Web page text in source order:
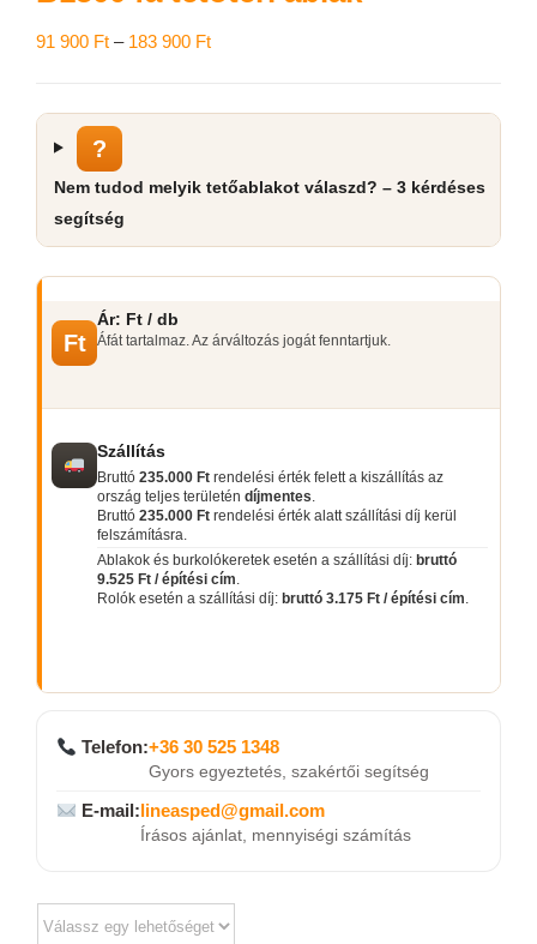
91 900 Ft – 183 900 FtÁrtartomány:
?
Nem tudod melyik tetőablakot válaszd? – 3 kérdéses
segítség
Ft
Ár: Ft / db
Áfát tartalmaz. Az árváltozás jogát fenntartjuk.
Szállítás
Bruttó 235.000 Ft rendelési érték felett a kiszállítás az
ország teljes területén díjmentes.
Bruttó 235.000 Ft rendelési érték alatt szállítási díj kerül
felszámításra.
Ablakok és burkolókeretek esetén a szállítási díj: bruttó
9.525 Ft / építési cím.
Rolók esetén a szállítási díj: bruttó 3.175 Ft / építési cím.
Telefon:+36 30 525 1348
Gyors egyeztetés, szakértői segítség
E-mail:lineasped@gmail.com
Írásos ajánlat, mennyiségi számítás